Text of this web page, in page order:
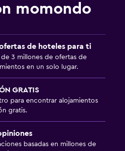
momondo
de hoteles para ti
de 3 millones de ofertas de
en un solo lugar.
GRATIS
para encontrar alojamientos
gratis.
basadas en millones de